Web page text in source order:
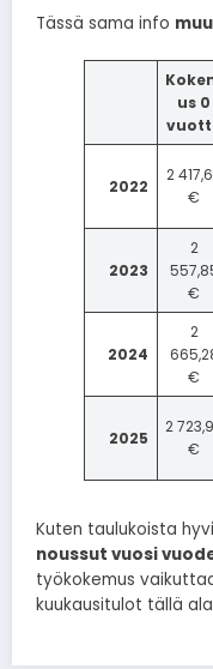
Tässä sama info
us 0
2022
2
€
2023
2
€
2024
2
€
2025
2
€
Kuten taulukoista
noussut vuosi
työkokemus
kuukausitulot tällä